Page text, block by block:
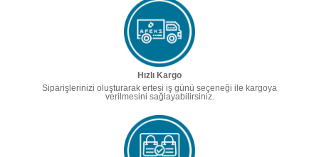
Hızlı Kargo
Siparişlerinizi oluşturarak ertesi iş günü seçeneği ile kargoya
verilmesini sağlayabilirsiniz.